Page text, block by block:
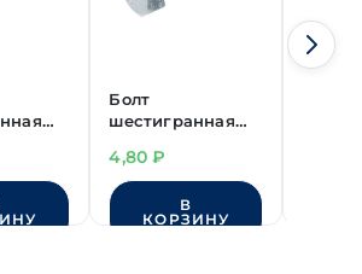
933
8.8
Болт
шестигранная
М5х45 мм
DIN 933 класс
прочности 8.8
4,80₽
В
КОРЗИНУ